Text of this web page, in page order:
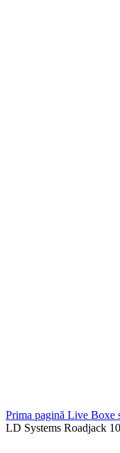
Prima pagină Live Boxe
LD Systems Roadjack 10